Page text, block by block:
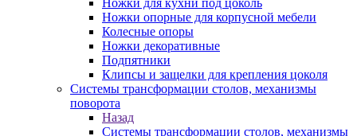
Ножки для кухни под цоколь
Ножки опорные для корпусной мебели
Колесные опоры
Ножки декоративные
Подпятники
Клипсы и защелки для крепления цоколя
Системы трансформации столов, механизмы
поворота
Назад
Системы трансформации столов, механизмы